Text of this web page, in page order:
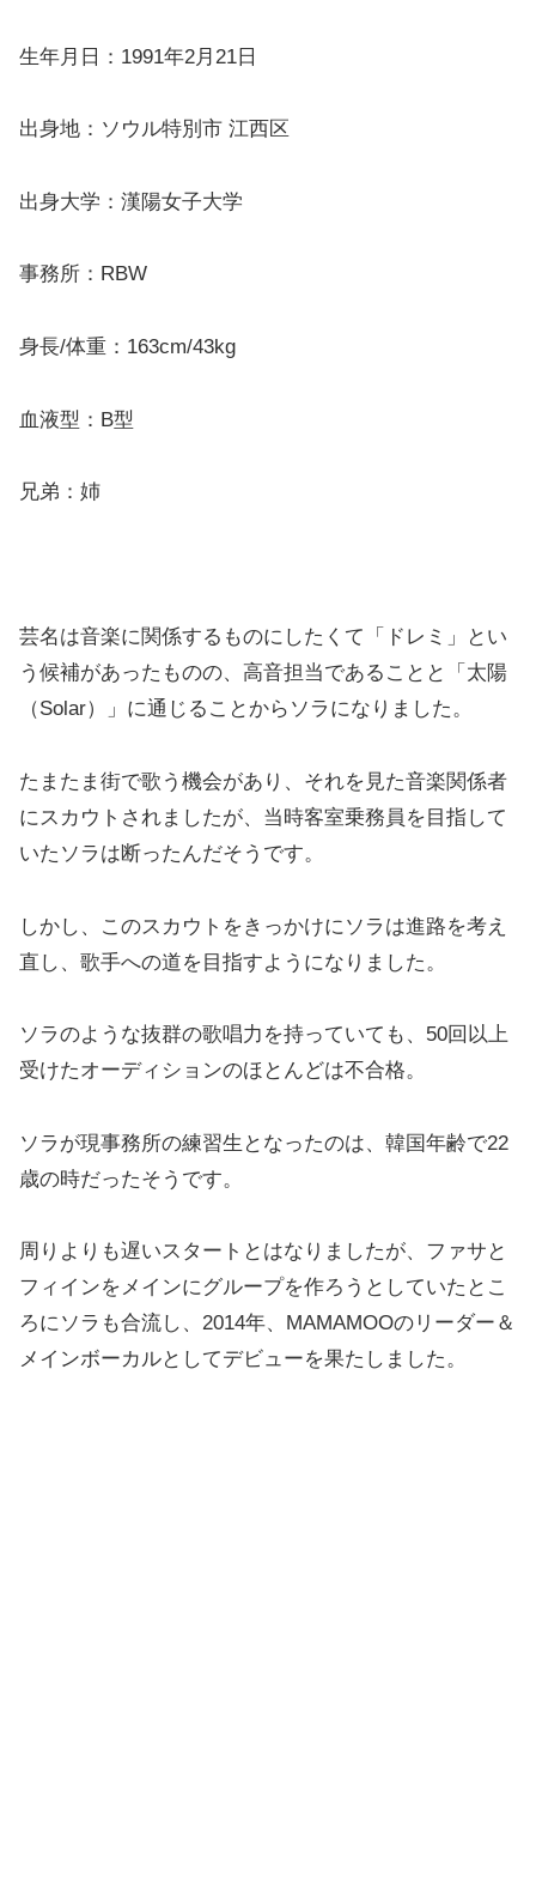
生年月日：1991年2月21日
出身地：ソウル特別市 江西区
出身大学：漢陽女子大学
事務所：RBW
身長/体重：163cm/43kg
血液型：B型
兄弟：姉
芸名は音楽に関係するものにしたくて「ドレミ」とい
う候補があったものの、高音担当であることと「太陽
（Solar）」に通じることからソラになりました。
たまたま街で歌う機会があり、それを見た音楽関係者
にスカウトされましたが、当時客室乗務員を目指して
いたソラは断ったんだそうです。
しかし、このスカウトをきっかけにソラは進路を考え
直し、歌手への道を目指すようになりました。
ソラのような抜群の歌唱力を持っていても、50回以上
受けたオーディションのほとんどは不合格。
ソラが現事務所の練習生となったのは、韓国年齢で22
歳の時だったそうです。
周りよりも遅いスタートとはなりましたが、ファサと
フィインをメインにグループを作ろうとしていたとこ
ろにソラも合流し、2014年、MAMAMOOのリーダー＆
メインボーカルとしてデビューを果たしました。